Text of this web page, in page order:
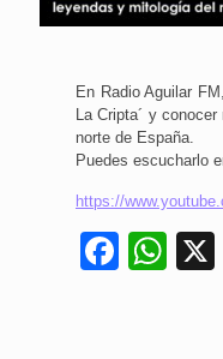
En Radio Aguilar
La Cripta´ y
norte de España.
Puedes escucharlo
https://